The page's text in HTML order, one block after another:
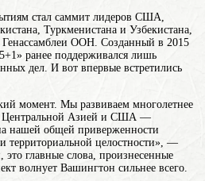
стал саммит лидеров США,
Туркменистана и Узбекистана,
Генассамблеи ООН. Созданный в 2015
ранее поддерживался лишь
дел. И вот впервые встретились
момент. Мы развиваем многолетнее
Центральной Азией и США —
нашей общей приверженности
территориальной целостности», —
это главные слова, произнесенные
волнует Вашингтон сильнее всего.